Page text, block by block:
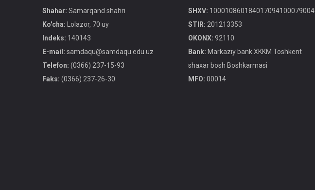
Shahar: Samarqand shahri
Ko'cha: Lolazor, 70 uy
Indeks: 140143
E-mail: samdaqu@samdaqu.edu.uz
Telefon: (0366) 237-15-93
Faks: (0366) 237-26-30
SHXV: 100010860184017094100079004
STIR: 201213353
OKONX: 92110
Bank: Markaziy bank XKKM Toshkent
shaxar bosh Boshkarmasi
MFO: 00014